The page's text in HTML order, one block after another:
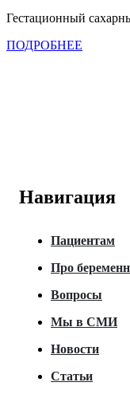
Гестационный
ПОДРОБНЕЕ
Навигация
Пациентам
Про
Вопросы
Мы в СМИ
Новости
Статьи